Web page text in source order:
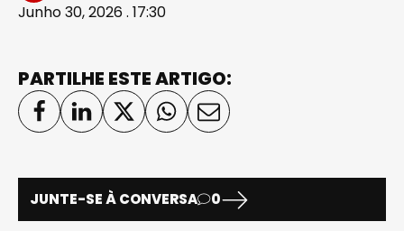
Junho 30, 2026 . 17:30
PARTILHE ESTE ARTIGO:
JUNTE-SE À CONVERSA 0